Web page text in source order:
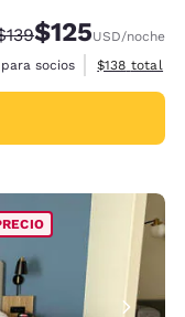
tachado:
Precio con
$125USD/noche
socios
Ver detalles
$138 total